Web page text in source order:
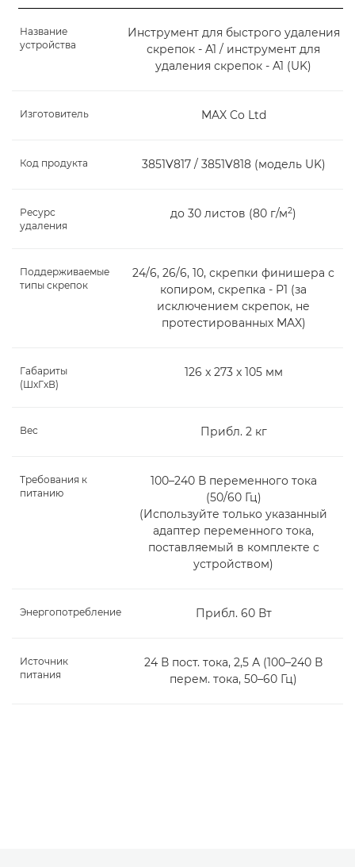
Название
устройства
Инструмент для быстрого удаления
скрепок - A1 / инструмент для
удаления скрепок - A1 (UK)
Изготовитель MAX Co Ltd
Код продукта 3851V817 / 3851V818 (модель UK)
Ресурс
удаления
до 30 листов (80 г/м2)
Поддерживаемые
типы скрепок
24/6, 26/6, 10, скрепки финишера с
копиром, скрепка - P1 (за
исключением скрепок, не
протестированных MAX)
Габариты
(ШxГxВ)
126 x 273 x 105 мм
Вес Прибл. 2 кг
Требования к
питанию
100–240 В переменного тока
(50/60 Гц)
(Используйте только указанный
адаптер переменного тока,
поставляемый в комплекте с
устройством)
Энергопотребление Прибл. 60 Вт
Источник
питания
24 В пост. тока, 2,5 А (100–240 В
перем. тока, 50–60 Гц)